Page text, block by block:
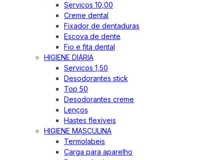
Servicos 10,00
Creme dental
Fixador de dentaduras
Escova de dente
Fio e fita dental
HIGIENE DIÁRIA
Servicos 1,50
Desodorantes stick
Top 50
Desodorantes creme
Lenços
Hastes flexíveis
HIGIENE MASCULINA
Termolabeis
Carga para aparelho